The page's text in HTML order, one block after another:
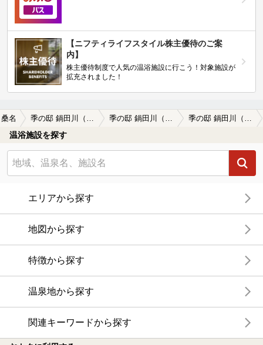
【ニフティライフスタイル株主優待のご案
内】
株主優待制度で人気の温浴施設に行こう！対象施設が
拡充されました！
桑名 季の邸 鍋田川（なべたがわ） 季の邸 鍋田川（なべたがわ）の口コミ一覧 季の邸 鍋田川（なべたがわ）の口コミ 露天岩風呂が一番良い
温浴施設を探す
エリアから探す
地図から探す
特徴から探す
温泉地から探す
関連キーワードから探す